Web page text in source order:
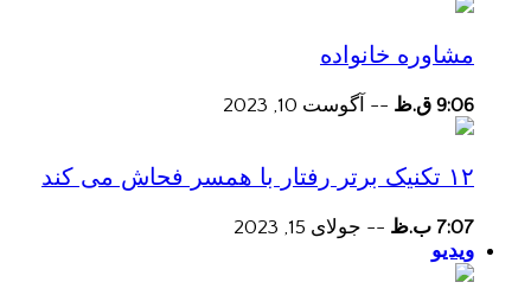
مشاوره خانواده
9:06 ق.ظ -- آگوست 10, 2023
۱۲ تکنیک برتر رفتار با همسر فحاش می کند
7:07 ب.ظ -- جولای 15, 2023
ویدیو